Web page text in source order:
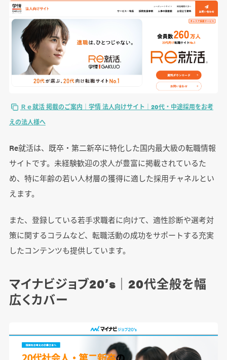
Ｒｅ就活 掲載のご案内｜学情 法人向けサイト｜20代・中途採用をお考
えの法人様へ
Re就活は、既卒・第二新卒に特化した国内最大級の転職情報
サイトです。未経験歓迎の求人が豊富に掲載されているた
め、特に年齢の若い人材層の獲得に適した採用チャネルとい
えます。
また、登録している若手求職者に向けて、適性診断や選考対
策に関するコラムなど、転職活動の成功をサポートする充実
したコンテンツも提供しています。
マイナビジョブ20’s｜20代全般を幅
広くカバー